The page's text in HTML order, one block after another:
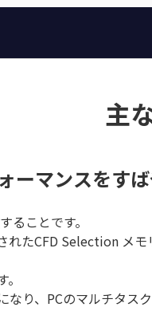
主
ーマンスをす
ることです。
たCFD Selection メ
り、PCのマルチタスク